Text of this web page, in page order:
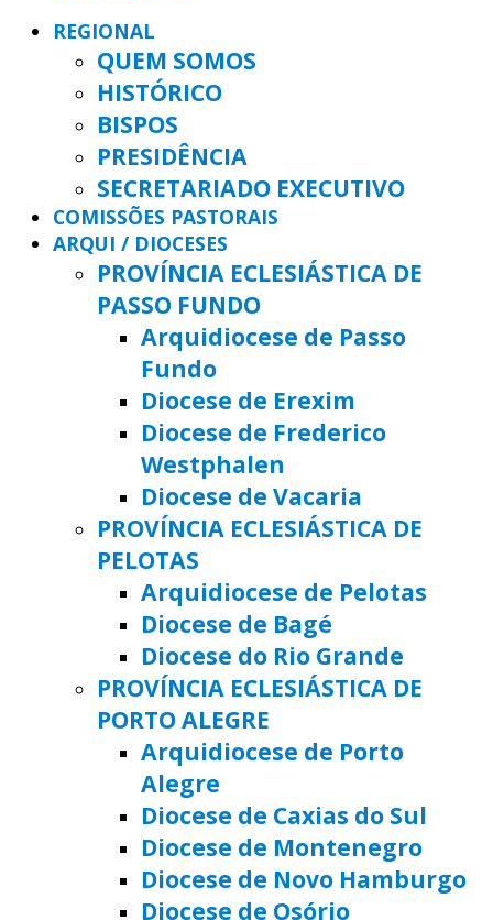
REGIONAL
QUEM SOMOS
HISTÓRICO
BISPOS
PRESIDÊNCIA
SECRETARIADO EXECUTIVO
COMISSÕES PASTORAIS
ARQUI / DIOCESES
PROVÍNCIA ECLESIÁSTICA DE
PASSO FUNDO
Arquidiocese de Passo
Fundo
Diocese de Erexim
Diocese de Frederico
Westphalen
Diocese de Vacaria
PROVÍNCIA ECLESIÁSTICA DE
PELOTAS
Arquidiocese de Pelotas
Diocese de Bagé
Diocese do Rio Grande
PROVÍNCIA ECLESIÁSTICA DE
PORTO ALEGRE
Arquidiocese de Porto
Alegre
Diocese de Caxias do Sul
Diocese de Montenegro
Diocese de Novo Hamburgo
Diocese de Osório